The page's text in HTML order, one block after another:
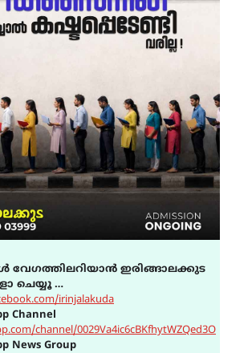
ഇരിങ്ങാലക്കുട
ചെയ്യൂ …
irinjalakuda
Channel
channel/0029Va4ic6cBKfhytWZQed3O
News Group